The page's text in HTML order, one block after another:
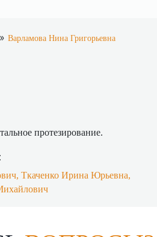
» Варламова Нина Григорьевна
протезирование.
, Ткаченко Ирина Юрьевна,